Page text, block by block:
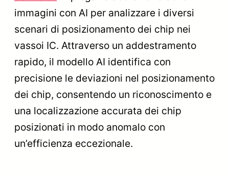
immagini con AI per analizzare i diversi
scenari di posizionamento dei chip nei
vassoi IC. Attraverso un addestramento
rapido, il modello AI identifica con
precisione le deviazioni nel posizionamento
dei chip, consentendo un riconoscimento e
una localizzazione accurata dei chip
posizionati in modo anomalo con
un’efficienza eccezionale.